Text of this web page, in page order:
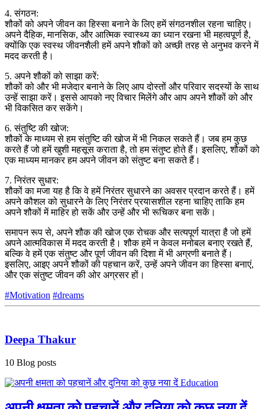
4. संगठन:
शौकों को अपने जीवन का हिस्सा बनाने के लिए हमें संगठनशील रहना चाहिए।
अपने दैहिक, मानसिक, और आत्मिक स्वास्थ्य का ध्यान रखना भी महत्वपूर्ण है,
क्योंकि एक स्वस्थ जीवनशैली हमें अपने शौकों को अच्छी तरह से अनुभव करने में
मदद करती है।
5. अपने शौकों को साझा करें:
शौकों को और भी मजेदार बनाने के लिए आप दोस्तों और परिवार सदस्यों के साथ
उन्हें साझा करें। इससे आपको नए विचार मिलेंगे और आप अपने शौकों को और
भी विकसित कर सकेंगे।
6. संतुष्टि की खोज:
शौकों के माध्यम से हम संतुष्टि की खोज में भी निकल सकते हैं। जब हम कुछ
करते हैं जो हमें खुशी महसूस कराता है, तो हम संतुष्ट होते हैं। इसलिए, शौकों को
एक माध्यम मानकर हम अपने जीवन को संतुष्ट बना सकते हैं।
7. निरंतर सुधार:
शौकों का मजा यह है कि वे हमें निरंतर सुधारने का अवसर प्रदान करते हैं। हमें
अपने कौशल को सुधारने के लिए निरंतर प्रयासशील रहना चाहिए ताकि हम
अपने शौकों में माहिर हो सकें और उन्हें और भी रूचिकर बना सकें।
समापन रूप से, अपने शौक की खोज एक रोचक और सत्यपूर्ण यात्रा है जो हमें
अपने आत्मविकास में मदद करती है। शौक हमें न केवल मनोबल बनाए रखते हैं,
बल्कि वे हमें एक संतुष्ट और पूर्ण जीवन की दिशा में भी अग्रणी बनाते हैं।
इसलिए, आइए अपने शौकों की पहचान करें, उन्हें अपने जीवन का हिस्सा बनाएं,
और एक संतुष्ट जीवन की ओर अग्रसर हों।
#Motivation #dreams
Deepa Thakur
10 Blog posts
Education